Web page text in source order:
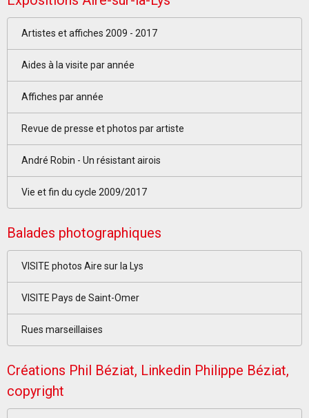
Artistes et affiches 2009 - 2017
Aides à la visite par année
Affiches par année
Revue de presse et photos par artiste
André Robin - Un résistant airois
Vie et fin du cycle 2009/2017
Balades photographiques
VISITE photos Aire sur la Lys
VISITE Pays de Saint-Omer
Rues marseillaises
Créations Phil Béziat, Linkedin Philippe Béziat,
copyright